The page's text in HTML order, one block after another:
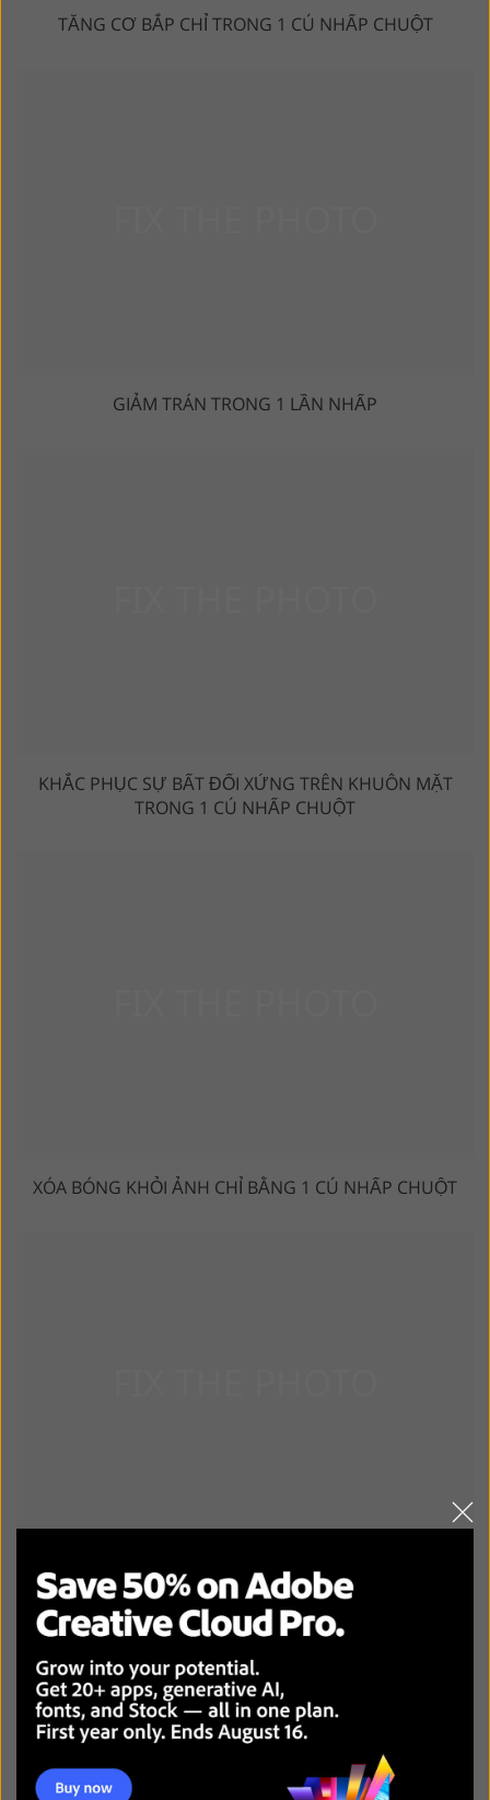
TĂNG CƠ BẮP CHỈ TRONG 1 CÚ NHẤP CHUỘT
GIẢM TRÁN TRONG 1 LẦN NHẤP
KHẮC PHỤC SỰ BẤT ĐỐI XỨNG TRÊN KHUÔN MẶT
TRONG 1 CÚ NHẤP CHUỘT
XÓA BÓNG KHỎI ẢNH CHỈ BẰNG 1 CÚ NHẤP CHUỘT
LÀM CHO CƠ THỂ VÀ EO CỦA BẠN TRÔNG THON GỌN
TRONG 1 CÚ NHẤP CHUỘT